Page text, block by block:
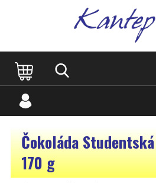
Čokoláda
170 g